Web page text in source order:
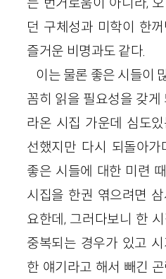
던 구체성과 미학이 한
즐거운 비명과도 같다.
이는 물론 좋은 시들이
꼼히 읽을 필요성을 갖
라온 시집 가운데 심도
선했지만 다시 되돌아
좋은 시들에 대한 미련
시집을 한권 엮으려면
요한데, 그러다보니 한
중복되는 경우가 있고
한 얘기라고 해서 빼긴